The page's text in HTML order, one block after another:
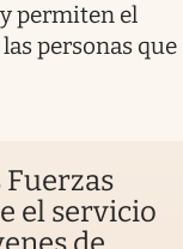
permiten el
personas que
el servicio